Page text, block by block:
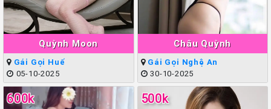
Quỳnh Moon
Gái Gọi Huế
05-10-2025
Châu Quỳnh
Gái Gọi Nghệ An
30-10-2025
600k 500k